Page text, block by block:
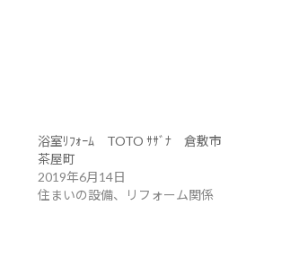
浴室ﾘﾌｫｰﾑ TOTO ｻｻﾞﾅ 倉敷市
茶屋町
2019年6月14日
住まいの設備、リフォーム関係